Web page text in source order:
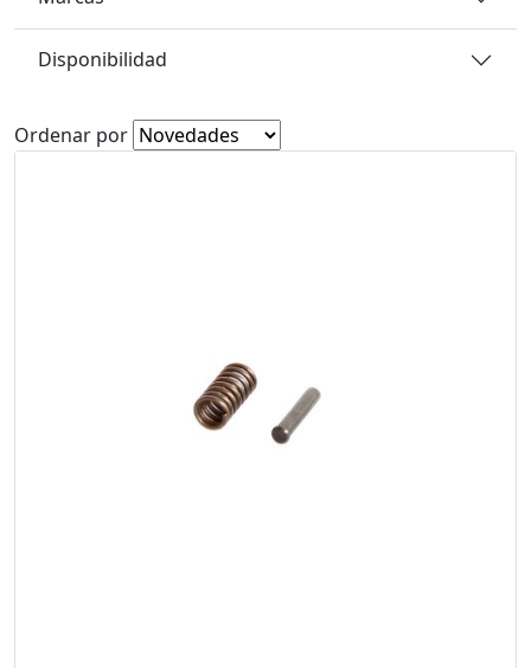
Disponibilidad
Ordenar por